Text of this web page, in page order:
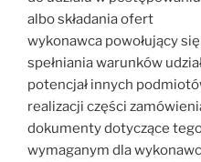
albo składania ofert
wykonawca powołujący
spełniania warunków
potencjał innych
realizacji części
dokumenty dotyczące
wymaganym dla